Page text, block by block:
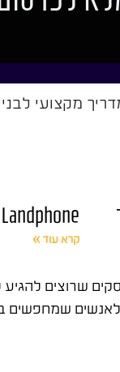
מקצועי
Landphone
קרא עוד »
שרוצים